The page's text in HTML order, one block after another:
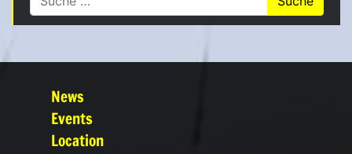
News
Events
Location